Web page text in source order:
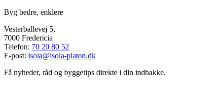
Byg bedre, enklere
Vesterballevej 5,
7000 Fredericia
Telefon: 70 20 80 52
E-post: isola@isola-platon.dk
Få nyheder, råd og byggetips direkte i din indbakke.